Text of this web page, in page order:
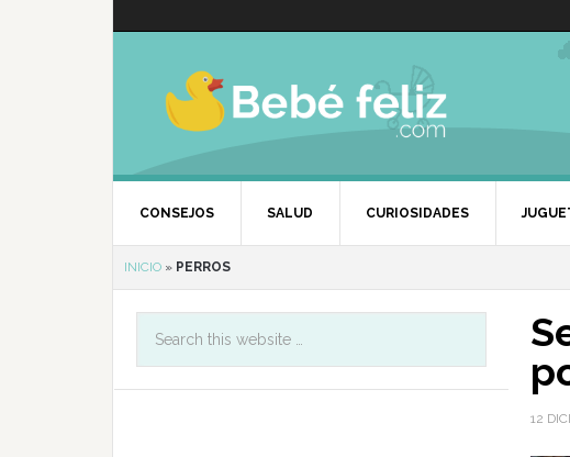
CONSEJOS SALUD CURIOSIDADES
INICIO » PERROS
12